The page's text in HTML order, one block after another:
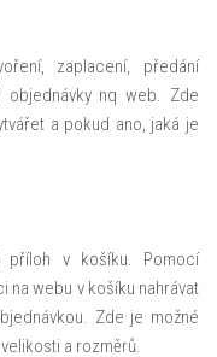
zaplacení, předání
nq web. Zde
a pokud ano, jaká je
příloh v košíku. Pomocí
na webu v košíku nahrávat
Zde je možné
a rozměrů.